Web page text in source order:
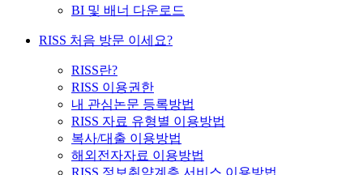
BI 및 배너 다운로드
RISS 처음 방문 이세요?
RISS란?
RISS 이용권한
내 관심논문 등록방법
RISS 자료 유형별 이용방법
복사/대출 이용방법
해외전자자료 이용방법
RISS 정보취약계층 서비스 이용방법